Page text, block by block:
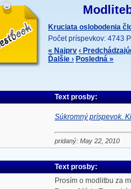
Kruciata oslobodenia
Počet príspevkov: 4743
« Najprv ‹
Ďalšie › Posledná »
Text prosby:
Súkromný príspevok.
pridaný: May 22, 2010
Text prosby:
Prosím o modlitbu za